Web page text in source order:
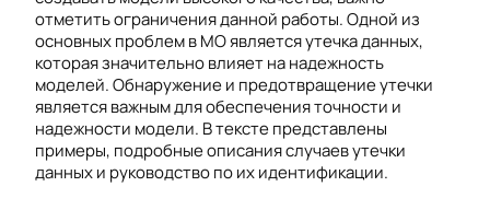
отметить ограничения данной работы. Одной из
основных проблем в МО является утечка данных,
которая значительно влияет на надежность
моделей. Обнаружение и предотвращение утечки
является важным для обеспечения точности и
надежности модели. В тексте представлены
примеры, подробные описания случаев утечки
данных и руководство по их идентификации.